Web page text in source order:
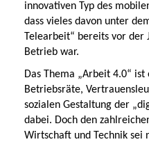
innovativen Typ des
dass vieles davon unter
Telearbeit“ bereits vor der
Betrieb war.
Das Thema „Arbeit 4.0“
Betriebsräte,
sozialen Gestaltung der
dabei. Doch den
Wirtschaft und Technik sei